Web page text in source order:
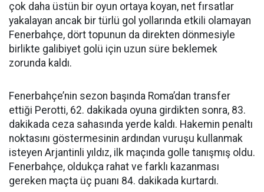
çok daha üstün bir oyun ortaya koyan, net fırsatlar
yakalayan ancak bir türlü gol yollarında etkili olamayan
Fenerbahçe, dört topunun da direkten dönmesiyle
birlikte galibiyet golü için uzun süre beklemek
zorunda kaldı.
Fenerbahçe’nin sezon başında Roma’dan transfer
ettiği Perotti, 62. dakikada oyuna girdikten sonra, 83.
dakikada ceza sahasında yerde kaldı. Hakemin penaltı
noktasını göstermesinin ardından vuruşu kullanmak
isteyen Arjantinli yıldız, ilk maçında golle tanışmış oldu.
Fenerbahçe, oldukça rahat ve farklı kazanması
gereken maçta üç puanı 84. dakikada kurtardı.